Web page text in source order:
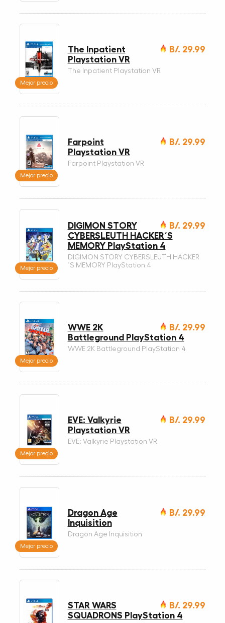
Mejor precio
B/. 29.99
The Inpatient
Playstation VR
The Inpatient Playstation VR
Mejor precio
B/. 29.99
Farpoint
Playstation VR
Farpoint Playstation VR
Mejor precio
B/. 29.99
DIGIMON STORY
CYBERSLEUTH HACKER´S
MEMORY PlayStation 4
DIGIMON STORY CYBERSLEUTH HACKER
´S MEMORY PlayStation 4
Mejor precio
B/. 29.99
WWE 2K
Battleground PlayStation 4
WWE 2K Battleground PlayStation 4
Mejor precio
B/. 29.99
EVE: Valkyrie
Playstation VR
EVE: Valkyrie Playstation VR
Mejor precio
B/. 29.99
Dragon Age
Inquisition
Dragon Age Inquisition
B/. 29.99
STAR WARS
SQUADRONS PlayStation 4